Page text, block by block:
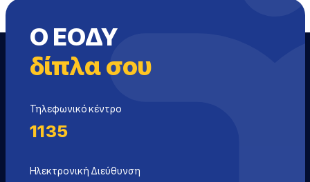
Ο ΕΟΔΥ
δίπλα σου
Τηλεφωνικό κέντρο
1135
Ηλεκτρονική Διεύθυνση